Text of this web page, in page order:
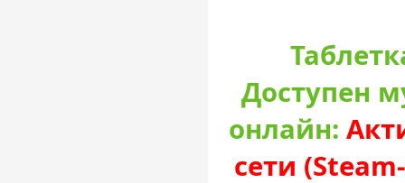
Доступен
онлайн:
сети